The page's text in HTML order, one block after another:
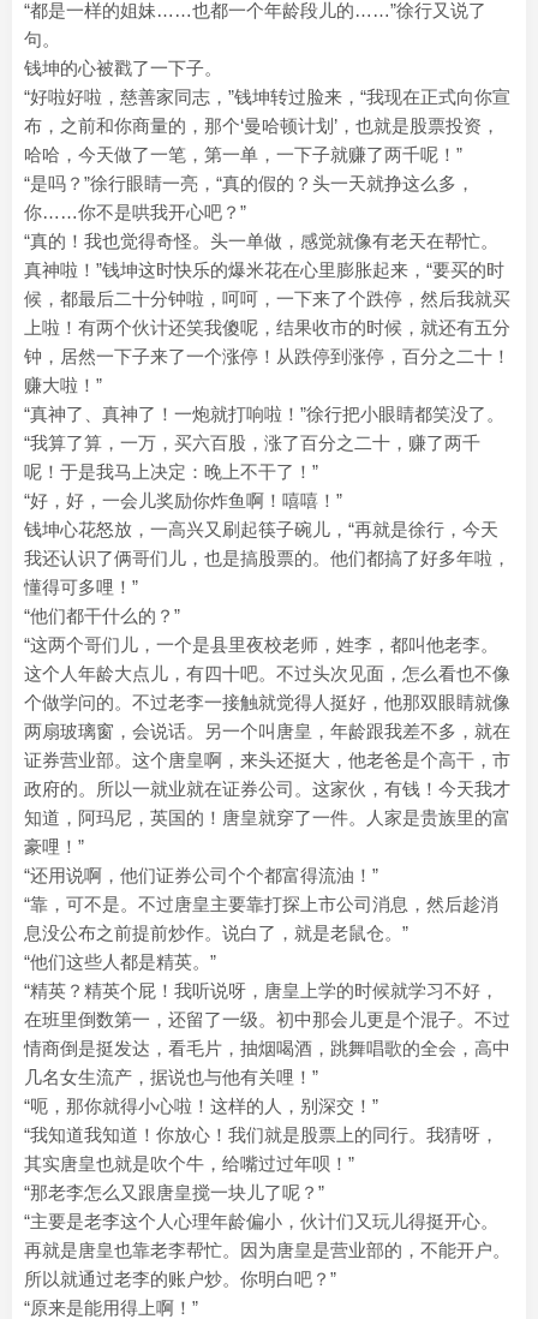
“都是一样的姐妹……也都一个年龄段儿的……”徐行又说了
句。
钱坤的心被戳了一下子。
“好啦好啦，慈善家同志，”钱坤转过脸来，“我现在正式向你宣
布，之前和你商量的，那个‘曼哈顿计划’，也就是股票投资，
哈哈，今天做了一笔，第一单，一下子就赚了两千呢！”
“是吗？”徐行眼睛一亮，“真的假的？头一天就挣这么多，
你……你不是哄我开心吧？”
“真的！我也觉得奇怪。头一单做，感觉就像有老天在帮忙。
真神啦！”钱坤这时快乐的爆米花在心里膨胀起来，“要买的时
候，都最后二十分钟啦，呵呵，一下来了个跌停，然后我就买
上啦！有两个伙计还笑我傻呢，结果收市的时候，就还有五分
钟，居然一下子来了一个涨停！从跌停到涨停，百分之二十！
赚大啦！”
“真神了、真神了！一炮就打响啦！”徐行把小眼睛都笑没了。
“我算了算，一万，买六百股，涨了百分之二十，赚了两千
呢！于是我马上决定：晚上不干了！”
“好，好，一会儿奖励你炸鱼啊！嘻嘻！”
钱坤心花怒放，一高兴又刷起筷子碗儿，“再就是徐行，今天
我还认识了俩哥们儿，也是搞股票的。他们都搞了好多年啦，
懂得可多哩！”
“他们都干什么的？”
“这两个哥们儿，一个是县里夜校老师，姓李，都叫他老李。
这个人年龄大点儿，有四十吧。不过头次见面，怎么看也不像
个做学问的。不过老李一接触就觉得人挺好，他那双眼睛就像
两扇玻璃窗，会说话。另一个叫唐皇，年龄跟我差不多，就在
证券营业部。这个唐皇啊，来头还挺大，他老爸是个高干，市
政府的。所以一就业就在证券公司。这家伙，有钱！今天我才
知道，阿玛尼，英国的！唐皇就穿了一件。人家是贵族里的富
豪哩！”
“还用说啊，他们证券公司个个都富得流油！”
“靠，可不是。不过唐皇主要靠打探上市公司消息，然后趁消
息没公布之前提前炒作。说白了，就是老鼠仓。”
“他们这些人都是精英。”
“精英？精英个屁！我听说呀，唐皇上学的时候就学习不好，
在班里倒数第一，还留了一级。初中那会儿更是个混子。不过
情商倒是挺发达，看毛片，抽烟喝酒，跳舞唱歌的全会，高中
几名女生流产，据说也与他有关哩！”
“呃，那你就得小心啦！这样的人，别深交！”
“我知道我知道！你放心！我们就是股票上的同行。我猜呀，
其实唐皇也就是吹个牛，给嘴过过年呗！”
“那老李怎么又跟唐皇搅一块儿了呢？”
“主要是老李这个人心理年龄偏小，伙计们又玩儿得挺开心。
再就是唐皇也靠老李帮忙。因为唐皇是营业部的，不能开户。
所以就通过老李的账户炒。你明白吧？”
“原来是能用得上啊！”